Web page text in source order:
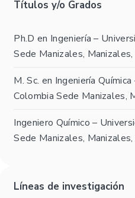
Títulos y/o Grados
Ph.D en Ingeniería –
Sede Manizales, Manizales,
M. Sc. en Ingeniería
Colombia Sede Manizales,
Ingeniero Químico –
Sede Manizales, Manizales,
Líneas de investigación